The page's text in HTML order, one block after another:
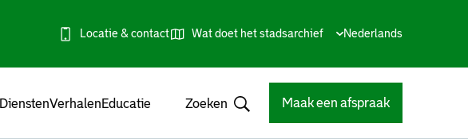
Locatie & contact Wat doet het stadsarchief
Huidige
Nederlands
DienstenVerhalenEducatie Zoeken Maak een afspraak